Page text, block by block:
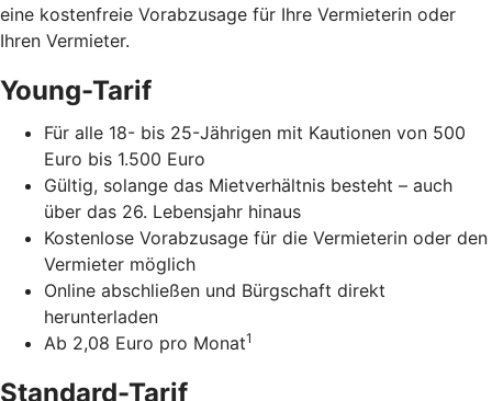
eine kostenfreie Vorabzusage für Ihre Vermieterin oder
Ihren Vermieter.
Young-Tarif
Für alle 18- bis 25-Jährigen mit Kautionen von 500
Euro bis 1.500 Euro
Gültig, solange das Mietverhältnis besteht – auch
über das 26. Lebensjahr hinaus
Kostenlose Vorabzusage für die Vermieterin oder den
Vermieter möglich
Online abschließen und Bürgschaft direkt
herunterladen
Ab 2,08 Euro pro Monat1
Standard-Tarif